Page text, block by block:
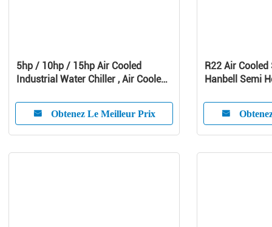
5hp / 10hp / 15hp Air Cooled
Industrial Water Chiller , Air Cooled
Obtenez Le Meilleur Prix
R22 Air Cooled
Hanbell Semi